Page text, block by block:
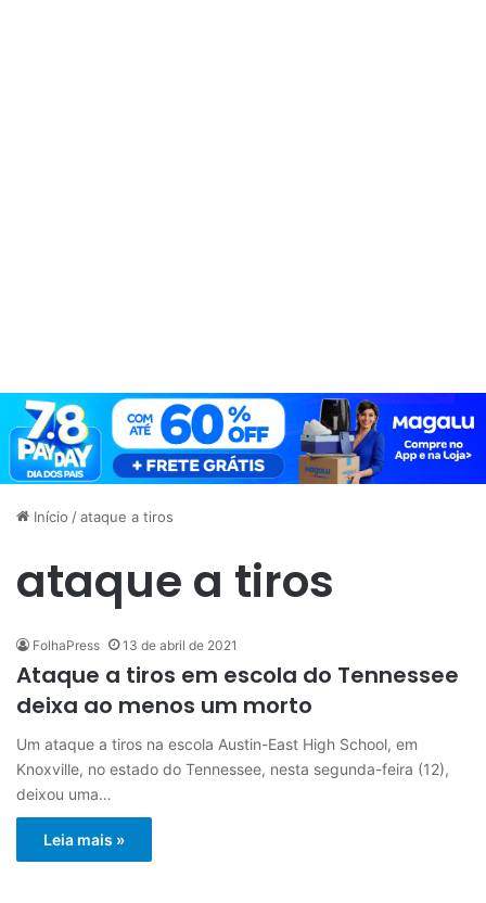
Início /ataque a tiros
ataque a tiros
FolhaPress 13 de abril de 2021
Ataque a tiros em escola do Tennessee
deixa ao menos um morto
Um ataque a tiros na escola Austin-East High School, em
Knoxville, no estado do Tennessee, nesta segunda-feira (12),
deixou uma…
Leia mais »